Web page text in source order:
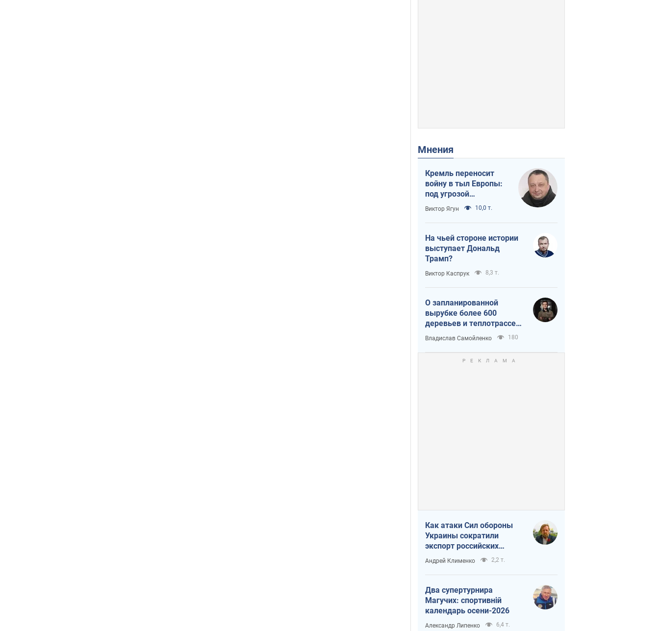
Мнения
Кремль переносит
войну в тыл Европы:
под угрозой
критическая
логистика
Виктор Ягун 10,0 т.
На чьей стороне истории
выступает Дональд
Трамп?
Виктор Каспрук 8,3 т.
О запланированной
вырубке более 600
деревьев и теплотрассе:
что происходит на
Теремках в Киеве
Владислав Самойленко 180
Как атаки Сил обороны
Украины сократили
экспорт российских
нефтепродуктов
Андрей Клименко 2,2 т.
Два супертурнира
Магучих: спортивній
календарь осени-2026
Александр Липенко 6,4 т.